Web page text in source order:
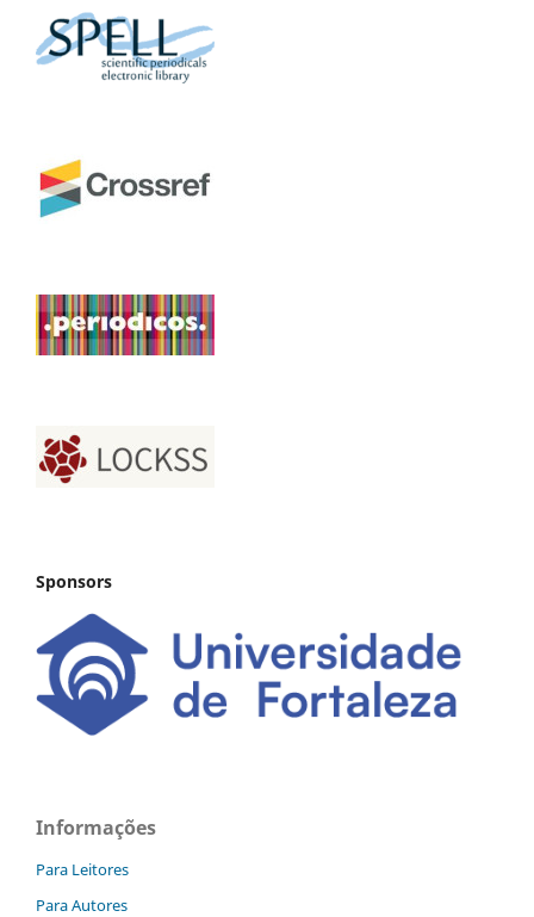
Sponsors
Informações
Para Leitores
Para Autores